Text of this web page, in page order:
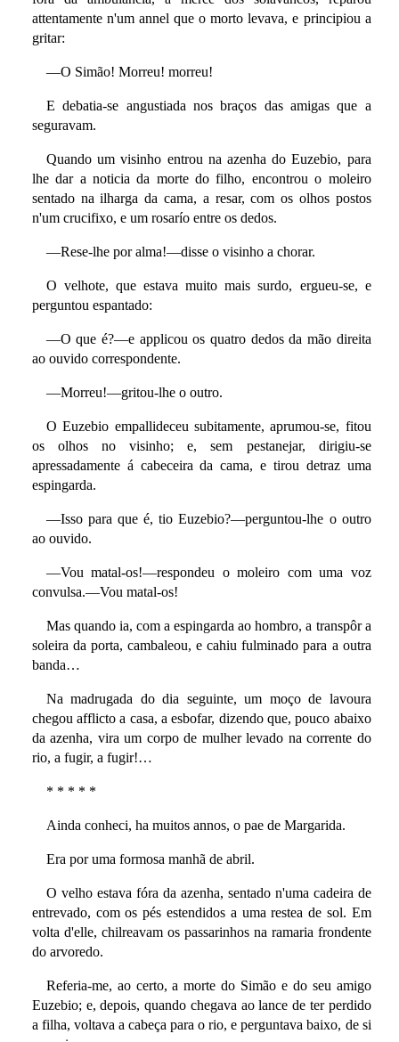
attentamente n'um annel que o morto levava, e principiou a
gritar:
—O Simão! Morreu! morreu!
E debatia-se angustiada nos braços das amigas que a
seguravam.
Quando um visinho entrou na azenha do Euzebio, para
lhe dar a noticia da morte do filho, encontrou o moleiro
sentado na ilharga da cama, a resar, com os olhos postos
n'um crucifixo, e um rosarío entre os dedos.
—Rese-lhe por alma!—disse o visinho a chorar.
O velhote, que estava muito mais surdo, ergueu-se, e
perguntou espantado:
—O que é?—e applicou os quatro dedos da mão direita
ao ouvido correspondente.
—Morreu!—gritou-lhe o outro.
O Euzebio empallideceu subitamente, aprumou-se, fitou
os olhos no visinho; e, sem pestanejar, dirigiu-se
apressadamente á cabeceira da cama, e tirou detraz uma
espingarda.
—Isso para que é, tio Euzebio?—perguntou-lhe o outro
ao ouvido.
—Vou matal-os!—respondeu o moleiro com uma voz
convulsa.—Vou matal-os!
Mas quando ia, com a espingarda ao hombro, a transpôr a
soleira da porta, cambaleou, e cahiu fulminado para a outra
banda…
Na madrugada do dia seguinte, um moço de lavoura
chegou afflicto a casa, a esbofar, dizendo que, pouco abaixo
da azenha, vira um corpo de mulher levado na corrente do
rio, a fugir, a fugir!…
* * * * *
Ainda conheci, ha muitos annos, o pae de Margarida.
Era por uma formosa manhã de abril.
O velho estava fóra da azenha, sentado n'uma cadeira de
entrevado, com os pés estendidos a uma restea de sol. Em
volta d'elle, chilreavam os passarinhos na ramaria frondente
do arvoredo.
Referia-me, ao certo, a morte do Simão e do seu amigo
Euzebio; e, depois, quando chegava ao lance de ter perdido
a filha, voltava a cabeça para o rio, e perguntava baixo, de si